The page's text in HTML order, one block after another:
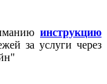
инструкцию
за услуги через